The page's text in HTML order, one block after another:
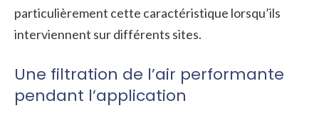
particulièrement cette caractéristique lorsqu’ils
interviennent sur différents sites.
Une filtration de l’air performante
pendant l’application